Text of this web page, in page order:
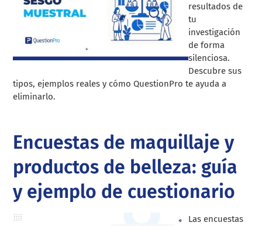
resultados de
tu
investigación
de forma
silenciosa.
Descubre sus
tipos, ejemplos reales y cómo QuestionPro te ayuda a
eliminarlo.
Encuestas de maquillaje y
productos de belleza: guía
y ejemplo de cuestionario
Las encuestas